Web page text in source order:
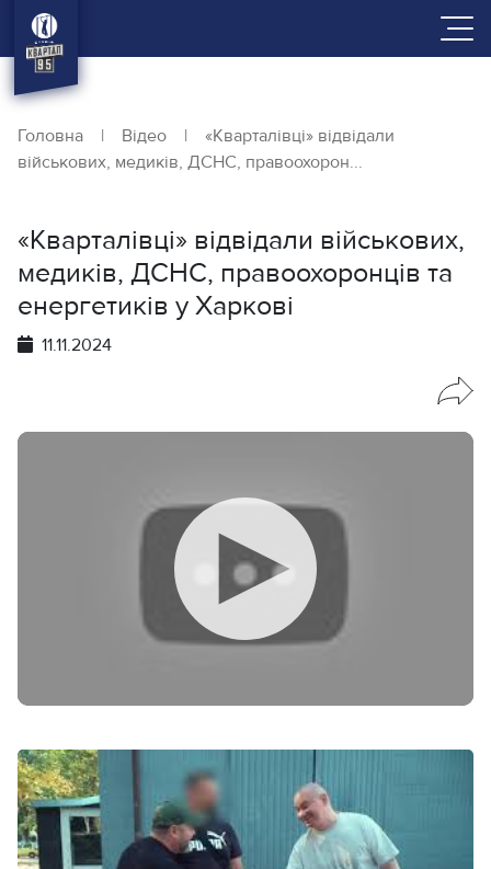
Головна | Відео |
«Кварталівці» відвідали
військових, медиків, ДСНС, правоохорон...
«Кварталівці» відвідали військових,
медиків, ДСНС, правоохоронців та
енергетиків у Харкові
11.11.2024